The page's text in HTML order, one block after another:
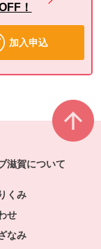
！
加入申込
滋賀について
くみ
せ
なみ